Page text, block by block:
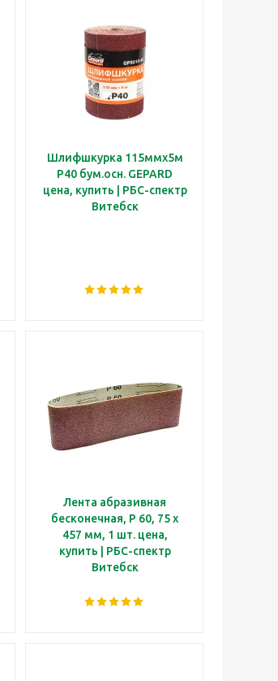
Шлифшкурка 115ммх5м
Р40 бум.осн. GEPARD
цена, купить | РБС-спектр
Витебск
Лента абразивная
бесконечная, P 60, 75 х
457 мм, 1 шт. цена,
купить | РБС-спектр
Витебск